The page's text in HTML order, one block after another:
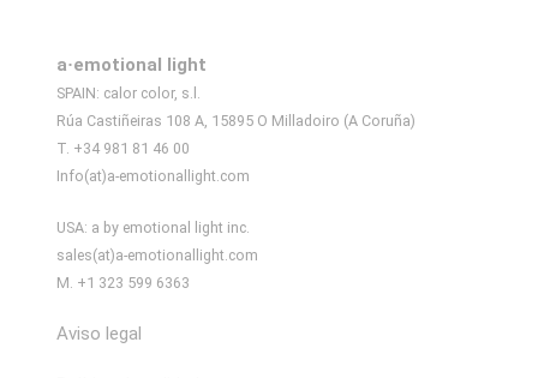
a·emotional light
SPAIN: calor color, s.l.
Rúa Castiñeiras 108 A, 15895 O Milladoiro (A Coruña)
T. +34 981 81 46 00
Info(at)a-emotionallight.com
USA: a by emotional light inc.
sales(at)a-emotionallight.com
M. +1 323 599 6363
Aviso legal